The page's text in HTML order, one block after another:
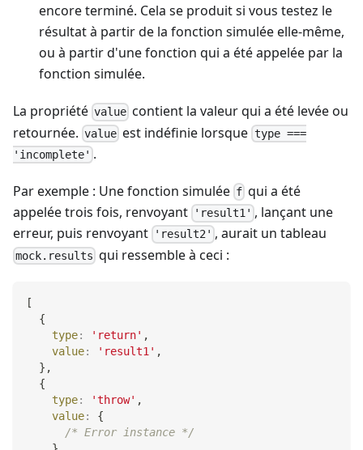
encore terminé. Cela se produit si vous testez le
résultat à partir de la fonction simulée elle-même,
ou à partir d'une fonction qui a été appelée par la
fonction simulée.
La propriété value contient la valeur qui a été levée ou
retournée. value est indéfinie lorsque type ===
'incomplete' .
Par exemple : Une fonction simulée f qui a été
appelée trois fois, renvoyant
'result1' , lançant une
erreur, puis renvoyant
'result2' , aurait un tableau
mock.results qui ressemble à ceci :
[
{
type: 'return' ,
value: 'result1' ,
} ,
{
type: 'throw' ,
value:
{
/* Error instance */